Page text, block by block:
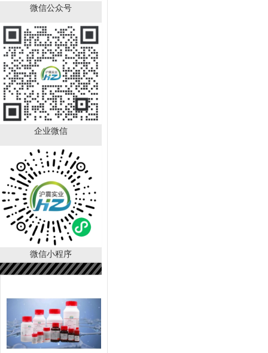
微信公众号
企业微信
微信小程序
Boc-D-4-氯苯丙氨酸
CAS：57292-44-1
（HZ52015591）
￥392.00
已有88人购买
DL-苯甘氨酸 CAS号：
2835-06-
5（HZ52000788）
￥150.00
80人购买